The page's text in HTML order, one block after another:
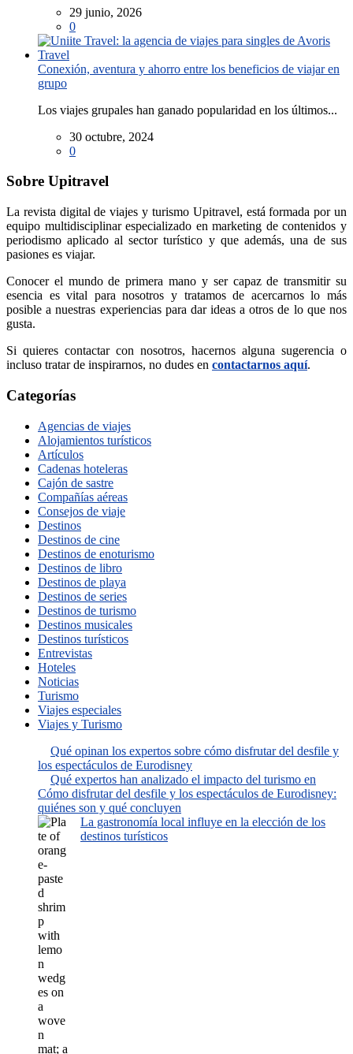
29 junio, 2026
0
Conexión, aventura y ahorro entre los beneficios de viajar en
grupo
Los viajes grupales han ganado popularidad en los últimos...
30 octubre, 2024
0
Sobre Upitravel
La revista digital de viajes y turismo Upitravel, está formada por un
equipo multidisciplinar especializado en marketing de contenidos y
periodismo aplicado al sector turístico y que además, una de sus
pasiones es viajar.
Conocer el mundo de primera mano y ser capaz de transmitir su
esencia es vital para nosotros y tratamos de acercarnos lo más
posible a nuestras experiencias para dar ideas a otros de lo que nos
gusta.
Si quieres contactar con nosotros, hacernos alguna sugerencia o
incluso tratar de inspirarnos, no dudes en contactarnos aquí.
Categorías
Agencias de viajes
Alojamientos turísticos
Artículos
Cadenas hoteleras
Cajón de sastre
Compañías aéreas
Consejos de viaje
Destinos
Destinos de cine
Destinos de enoturismo
Destinos de libro
Destinos de playa
Destinos de series
Destinos de turismo
Destinos musicales
Destinos turísticos
Entrevistas
Hoteles
Noticias
Turismo
Viajes especiales
Viajes y Turismo
Qué opinan los expertos sobre cómo disfrutar del desfile y
los espectáculos de Eurodisney
Qué expertos han analizado el impacto del turismo en
Cómo disfrutar del desfile y los espectáculos de Eurodisney:
quiénes son y qué concluyen
La gastronomía local influye en la elección de los
destinos turísticos